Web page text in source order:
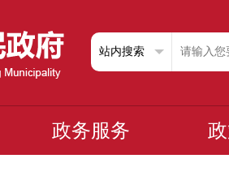
政务服务